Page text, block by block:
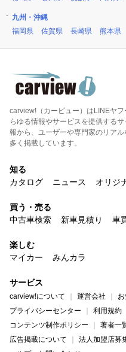
九州・沖縄
福岡県
佐賀県 長崎県 熊本県
carview!（カービュー）はLINEヤ
らゆる情報やサービスを提供する
報から、ユーザーや専門家のリア
多く掲載しています。
知る
カタログ
ニュース オリジ
買う・売る
中古車検索
新車見積り 車
楽しむ
マイカー
みんカラ
サービス
carview!について 運営会社
プライバシーセンター
利用規約
コンテンツ制作ポリシー
著者一
広告掲載について
法人加盟店募